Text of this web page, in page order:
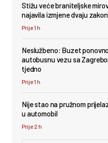
Stižu veće braniteljske
najavila izmjene dvaju
Prije 1 h
Neslužbeno: Buzet
autobusnu vezu sa
tjedno
Prije 1 h
Nije stao na pružnom
u automobil
Prije 2 h